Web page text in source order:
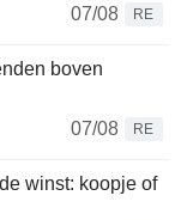
07/08
RE
boven
07/08
RE
winst: koopje of